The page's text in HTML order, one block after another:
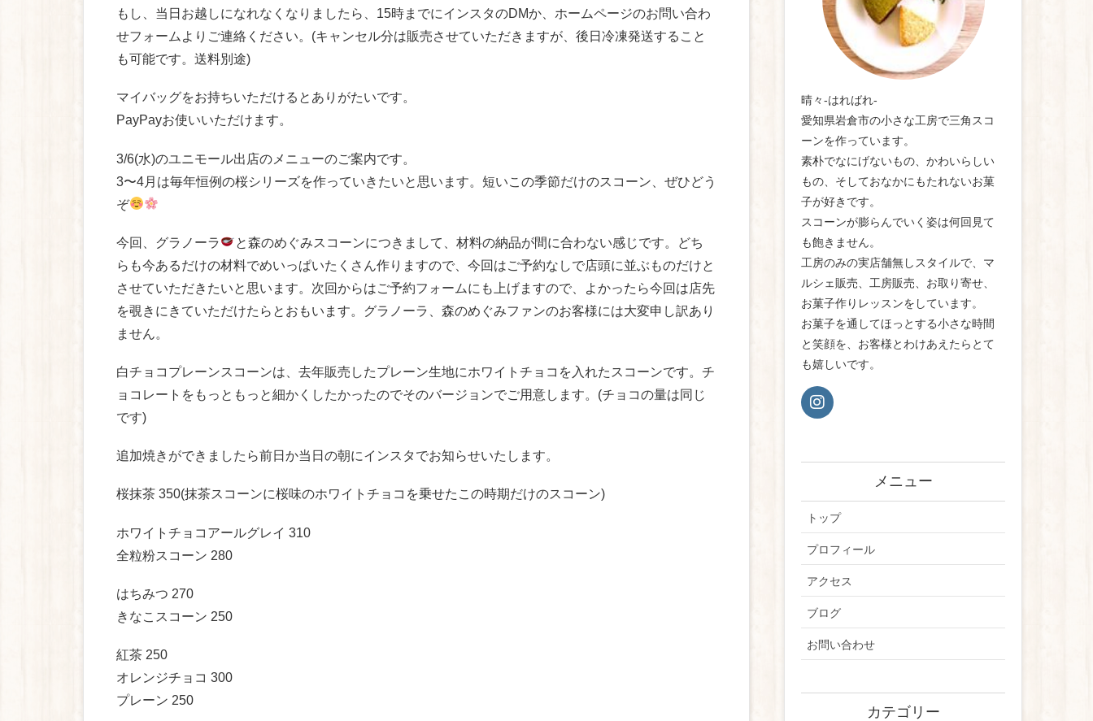
もし、当日お越しになれなくなりましたら、15時までにインスタのDMか、ホームページのお問い合わ
せフォームよりご連絡ください。(キャンセル分は販売させていただきますが、後日冷凍発送すること
も可能です。送料別途)
マイバッグをお持ちいただけるとありがたいです。
PayPayお使いいただけます。
3/6(水)のユニモール出店のメニューのご案内です。
3〜4月は毎年恒例の桜シリーズを作っていきたいと思います。短いこの季節だけのスコーン、ぜひどう
ぞ
今回、グラノーラ
と森のめぐみスコーンにつきまして、材料の納品が間に合わない感じです。どち
らも今あるだけの材料でめいっぱいたくさん作りますので、今回はご予約なしで店頭に並ぶものだけと
させていただきたいと思います。次回からはご予約フォームにも上げますので、よかったら今回は店先
を覗きにきていただけたらとおもいます。グラノーラ、森のめぐみファンのお客様には大変申し訳あり
ません。
白チョコプレーンスコーンは、去年販売したプレーン生地にホワイトチョコを入れたスコーンです。チ
ョコレートをもっともっと細かくしたかったのでそのバージョンでご用意します。(チョコの量は同じ
です)
追加焼きができましたら前日か当日の朝にインスタでお知らせいたします。
桜抹茶 350(抹茶スコーンに桜味のホワイトチョコを乗せたこの時期だけのスコーン)
ホワイトチョコアールグレイ 310
全粒粉スコーン 280
はちみつ 270
きなこスコーン 250
紅茶 250
オレンジチョコ 300
プレーン 250
晴々-はればれ-
愛知県岩倉市の小さな工房で三角スコ
ーンを作っています。
素朴でなにげないもの、かわいらしい
もの、そしておなかにもたれないお菓
子が好きです。
スコーンが膨らんでいく姿は何回見て
も飽きません。
工房のみの実店舗無しスタイルで、マ
ルシェ販売、工房販売、お取り寄せ、
お菓子作りレッスンをしています。
お菓子を通してほっとする小さな時間
と笑顔を、お客様とわけあえたらとて
も嬉しいです。
メニュー
トップ
プロフィール
アクセス
ブログ
お問い合わせ
カテゴリー